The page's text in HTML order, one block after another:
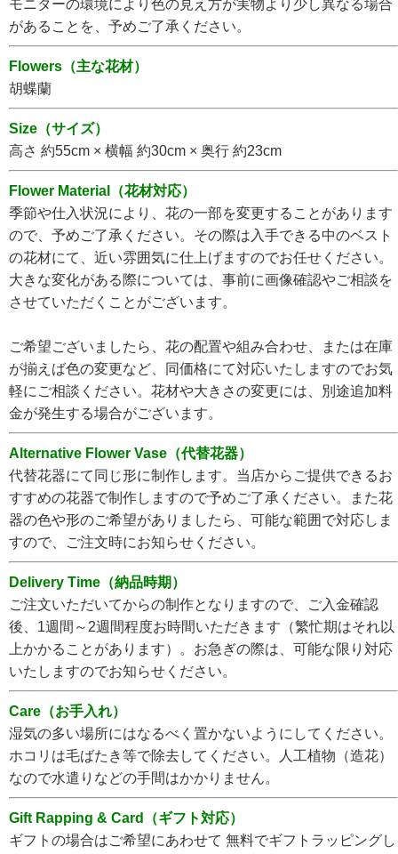
モニターの環境により色の見え方が実物より少し異なる場合
があることを、予めご了承ください。
Flowers（主な花材）
胡蝶蘭
Size（サイズ）
高さ 約55cm × 横幅 約30cm × 奥行 約23cm
Flower Material（花材対応）
季節や仕入状況により、花の一部を変更することがあります
ので、予めご了承ください。その際は入手できる中のベスト
の花材にて、近い雰囲気に仕上げますのでお任せください。
大きな変化がある際については、事前に画像確認やご相談を
させていただくことがございます。
ご希望ございましたら、花の配置や組み合わせ、または在庫
が揃えば色の変更など、同価格にて対応いたしますのでお気
軽にご相談ください。花材や大きさの変更には、別途追加料
金が発生する場合がございます。
Alternative Flower Vase（代替花器）
代替花器にて同じ形に制作します。当店からご提供できるお
すすめの花器で制作しますので予めご了承ください。また花
器の色や形のご希望がありましたら、可能な範囲で対応しま
すので、ご注文時にお知らせください。
Delivery Time（納品時期）
ご注文いただいてからの制作となりますので、ご入金確認
後、1週間～2週間程度お時間いただきます（繁忙期はそれ以
上かかることがあります）。お急ぎの際は、可能な限り対応
いたしますのでお知らせください。
Care（お手入れ）
湿気の多い場所にはなるべく置かないようにしてください。
ホコリは毛ばたき等で除去してください。人工植物（造花）
なので水遣りなどの手間はかかりません。
Gift Rapping & Card（ギフト対応）
ギフトの場合はご希望にあわせて 無料でギフトラッピングし